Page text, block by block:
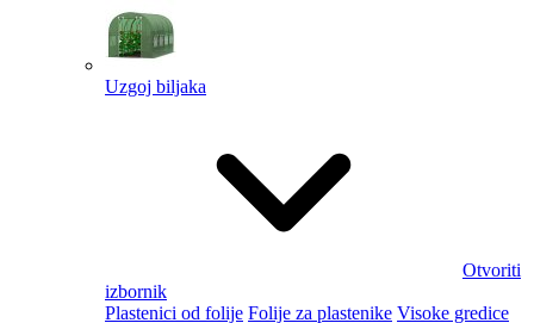
Uzgoj biljaka
Otvoriti
izbornik
Plastenici od folije Folije za plastenike Visoke gredice